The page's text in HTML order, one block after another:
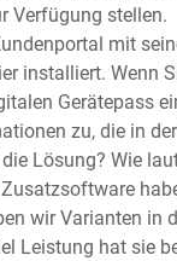
Verfügung stellen.
mit
installiert. Wenn
Gerätepass
zu, die in
Lösung? Wie
wir Varianten in
Leistung hat sie